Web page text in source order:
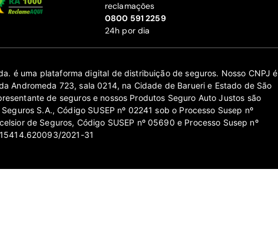
reclamações
‍0800 591 2259
24h por dia
é uma plataforma digital de distribuição de seguros. Nosso CNPJ é
Andromeda 723, sala 0214, na Cidade de Barueri e Estado de São
de seguros e nossos Produtos Seguro Auto Justos são
S.A., Código SUSEP nº 02241 sob o Processo Susep nº
de Seguros, Código SUSEP nº 05690 e Processo Susep nº
15414.620093/2021-31